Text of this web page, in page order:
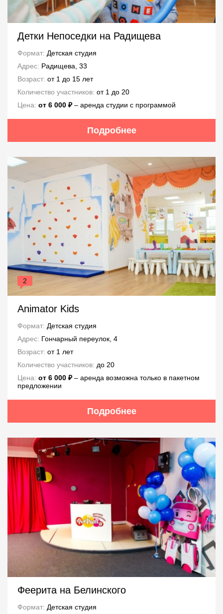
Детки Непоседки на Радищева
Формат: Детская студия
Адрес: Радищева, 33
Возраст: от 1 до 15 лет
Количество участников: от 1 до 20
Цена: от 6 000 ₽– аренда студии с программой
Подробнее
2
Animator Kids
Формат: Детская студия
Адрес: Гончарный переулок, 4
Возраст: от 1 лет
Количество участников: до 20
Цена: от 6 000 ₽‒ аренда возможна только в пакетном
предложении
Подробнее
Феерита на Белинского
Формат: Детская студия